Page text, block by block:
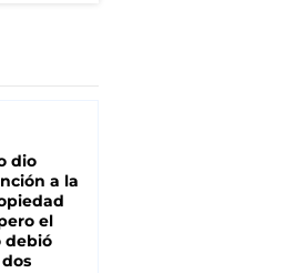
dio
a la
el
debió